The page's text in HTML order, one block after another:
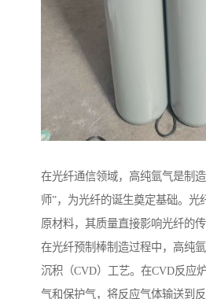
在光纤通信领域，高纯氩气是制
师”，为光纤的诞生奠定基础。光
原材料，其质量直接影响光纤的传
在光纤预制棒制造过程中，高纯
沉积（CVD）工艺。在CVD反应
气和保护气，将反应气体输送到